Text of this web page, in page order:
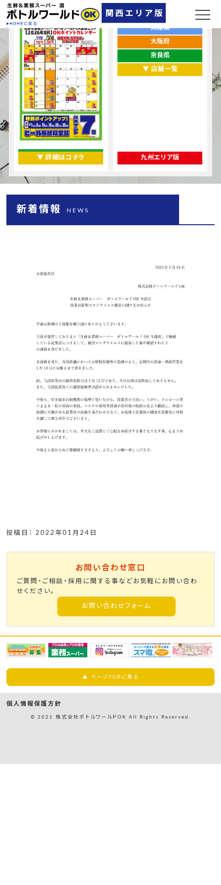
ポイントカレンダー
▼ 詳細はコチラ
お店をエリアから探す
兵庫県
大阪府
奈良県
▼ 店舗一覧
九州エリア版
新着情報 NEWS
投稿日： 2022年01月24日
お問い合わせ窓口
ご質問・ご相談・採用に関する事などお気軽にお問い合わ
せください。
お問い合わせフォーム
▲ ページTOPに戻る
個人情報保護方針
© 2021 株式会社ボトルワールドOK All Rights Reserved.